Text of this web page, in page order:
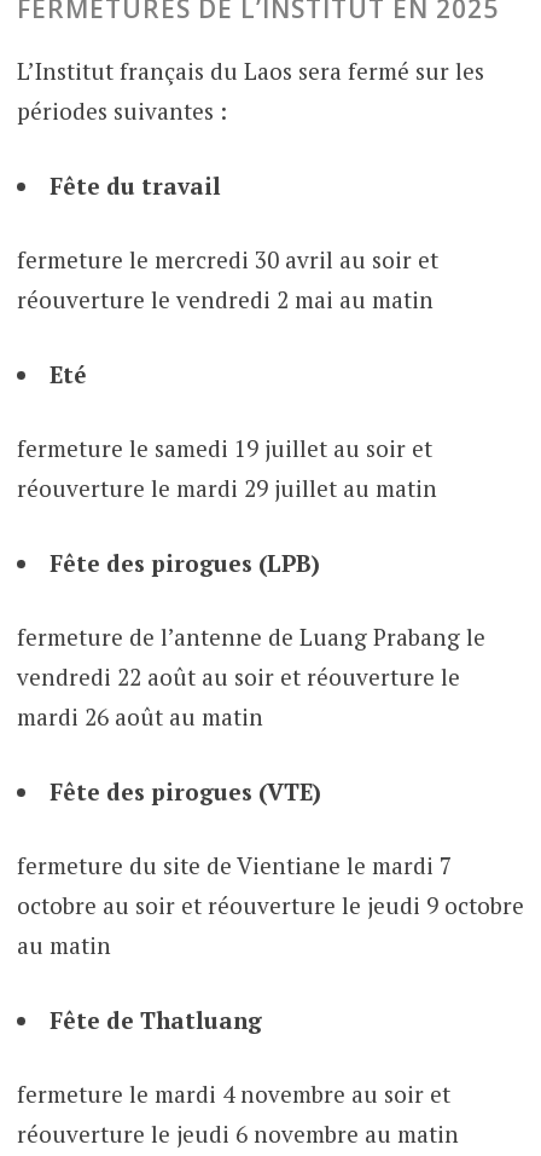
FERMETURES DE L’INSTITUT EN 2025
L’Institut français du Laos sera fermé sur les
périodes suivantes :
Fête du travail
fermeture le mercredi 30 avril au soir et
réouverture le vendredi 2 mai au matin
Eté
fermeture le samedi 19 juillet au soir et
réouverture le mardi 29 juillet au matin
Fête des pirogues (LPB)
fermeture de l’antenne de Luang Prabang le
vendredi 22 août au soir et réouverture le
mardi 26 août au matin
Fête des pirogues (VTE)
fermeture du site de Vientiane le mardi 7
octobre au soir et réouverture le jeudi 9 octobre
au matin
Fête de Thatluang
fermeture le mardi 4 novembre au soir et
réouverture le jeudi 6 novembre au matin